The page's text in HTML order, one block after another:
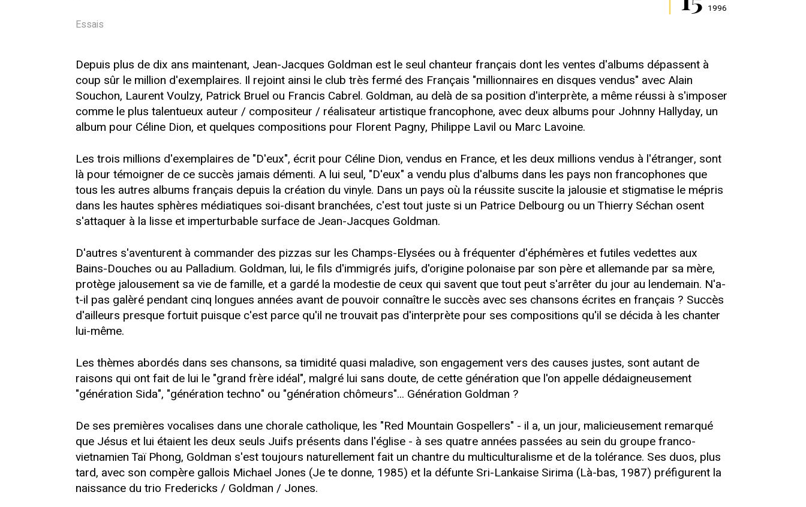
1996
Essais
Depuis plus de dix ans maintenant, Jean-Jacques Goldman est le seul chanteur français dont les ventes d'albums dépassent à
coup sûr le million d'exemplaires. Il rejoint ainsi le club très fermé des Français "millionnaires en disques vendus" avec Alain
Souchon, Laurent Voulzy, Patrick Bruel ou Francis Cabrel. Goldman, au delà de sa position d'interprète, a même réussi à s'imposer
comme le plus talentueux auteur / compositeur / réalisateur artistique francophone, avec deux albums pour Johnny Hallyday, un
album pour Céline Dion, et quelques compositions pour Florent Pagny, Philippe Lavil ou Marc Lavoine.
Les trois millions d'exemplaires de "D'eux", écrit pour Céline Dion, vendus en France, et les deux millions vendus à l'étranger, sont
là pour témoigner de ce succès jamais démenti. A lui seul, "D'eux" a vendu plus d'albums dans les pays non francophones que
tous les autres albums français depuis la création du vinyle. Dans un pays où la réussite suscite la jalousie et stigmatise le mépris
dans les hautes sphères médiatiques soi-disant branchées, c'est tout juste si un Patrice Delbourg ou un Thierry Séchan osent
s'attaquer à la lisse et imperturbable surface de Jean-Jacques Goldman.
D'autres s'aventurent à commander des pizzas sur les Champs-Elysées ou à fréquenter d'éphémères et futiles vedettes aux
Bains-Douches ou au Palladium. Goldman, lui, le fils d'immigrés juifs, d'origine polonaise par son père et allemande par sa mère,
protège jalousement sa vie de famille, et a gardé la modestie de ceux qui savent que tout peut s'arrêter du jour au lendemain. N'a-
t-il pas galèré pendant cinq longues années avant de pouvoir connaître le succès avec ses chansons écrites en français ? Succès
d'ailleurs presque fortuit puisque c'est parce qu'il ne trouvait pas d'interprète pour ses compositions qu'il se décida à les chanter
lui-même.
Les thèmes abordés dans ses chansons, sa timidité quasi maladive, son engagement vers des causes justes, sont autant de
raisons qui ont fait de lui le "grand frère idéal", malgré lui sans doute, de cette génération que l'on appelle dédaigneusement
"génération Sida", "génération techno" ou "génération chômeurs"... Génération Goldman ?
De ses premières vocalises dans une chorale catholique, les "Red Mountain Gospellers" - il a, un jour, malicieusement remarqué
que Jésus et lui étaient les deux seuls Juifs présents dans l'église - à ses quatre années passées au sein du groupe franco-
vietnamien Taï Phong, Goldman s'est toujours naturellement fait un chantre du multiculturalisme et de la tolérance. Ses duos, plus
tard, avec son compère gallois Michael Jones (Je te donne, 1985) et la défunte Sri-Lankaise Sirima (Là-bas, 1987) préfigurent la
naissance du trio Fredericks / Goldman / Jones.